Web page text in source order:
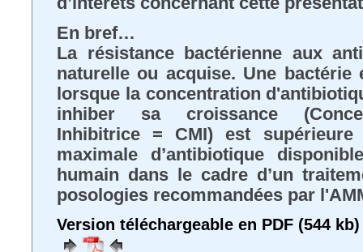
En bref…
La résistance bactérienne aux
naturelle ou acquise. Une
lorsque la concentration
inhiber sa croissance
Inhibitrice = CMI) est
maximale d’antibiotique
humain dans le cadre d’un
posologies recommandées par
Version téléchargeable en PDF (544 kb)